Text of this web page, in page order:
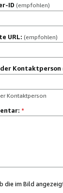
ID (empfohlen)
URL: (empfohlen)
der Kontaktperson
Kontaktperson
*
die im Bild